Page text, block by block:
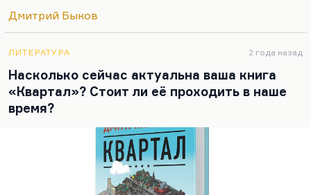
примерно сельской. Стоит проехать три минуты,
почти центре города. Соответственно, ощущения
провинции у меня нет потому, что я ведь всегда
жил, очень много времени проводил в Чепелеве,
на даче своей. Или в «Березках», любимом
пансионате. И у меня ровно такой же пейзаж
здесь, ровно с теми же грибами. Но проблема в
том, что до Чепелева час ехать, а иногда и два, в
Дмитрий Быков
ЛИТЕРАТУРА 2 года назад
Насколько сейчас актуальна ваша книга
«Квартал»? Стоит ли её проходить в наше
время?